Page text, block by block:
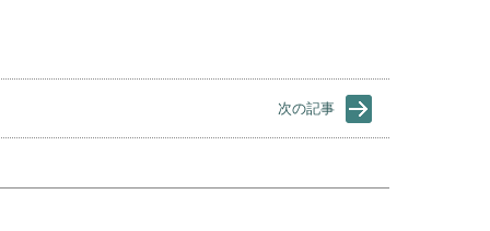
次の記事